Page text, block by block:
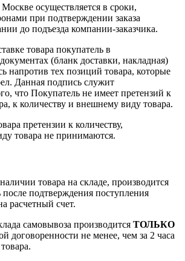
осуществляется в сроки,
при подтверждении заказа
до подъезда компании-заказчика.
товара покупатель в
(бланк доставки, накладная)
напротив тех позиций товара, которые
Данная подпись служит
что Покупатель не имеет претензий к
к количеству и внешнему виду товара.
претензии к количеству,
товара не принимаются.
товара на складе, производится
подтверждения поступления
расчетный счет.
самовывоза производится ТОЛЬКО
договоренности не менее, чем за 2 часа